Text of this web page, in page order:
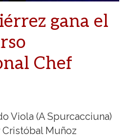
gana el
Chef
Viola (A Spurcacciuna)
Muñoz